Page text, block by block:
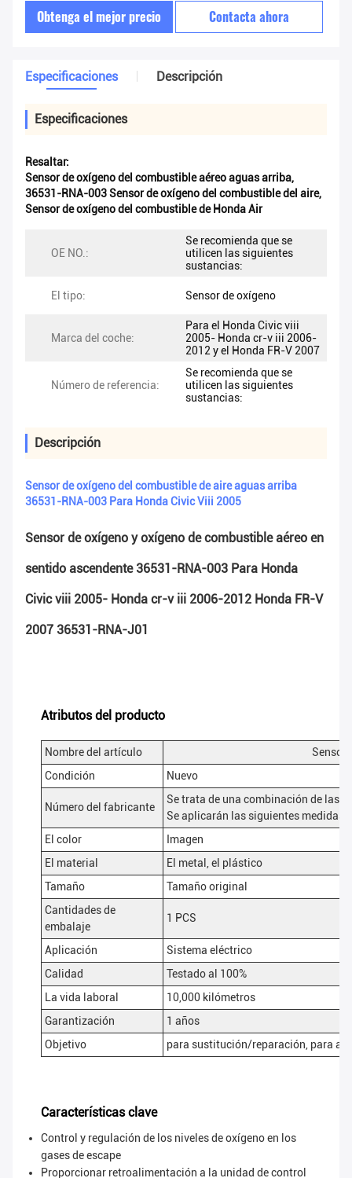
Obtenga el mejor precio Contacta ahora
Especificaciones Descripción
Especificaciones
Resaltar:
Sensor de oxígeno del combustible aéreo aguas arriba,
36531-RNA-003 Sensor de oxígeno del combustible del aire,
Sensor de oxígeno del combustible de Honda Air
OE NO.:
Se recomienda que se
utilicen las siguientes
sustancias:
El tipo: Sensor de oxígeno
Marca del coche:
Para el Honda Civic viii
2005- Honda cr-v iii 2006-
2012 y el Honda FR-V 2007
Número de referencia:
Se recomienda que se
utilicen las siguientes
sustancias:
Descripción
Sensor de oxígeno del combustible de aire aguas arriba
36531-RNA-003 Para Honda Civic Viii 2005
Sensor de oxígeno y oxígeno de combustible aéreo en
sentido ascendente 36531-RNA-003 Para Honda
Civic viii 2005- Honda cr-v iii 2006-2012 Honda FR-V
2007 36531-RNA-J01
Atributos del producto
Nombre del artículo
Sensor
Condición
Nuevo
Número del fabricante
Se trata de una combinación de las
Se aplicarán las siguientes medidas:
El color
Imagen
El material
El metal, el plástico
Tamaño
Tamaño original
Cantidades de
embalaje
1 PCS
Aplicación
Sistema eléctrico
Calidad
Testado al 100%
La vida laboral
10,000 kilómetros
Garantización
1 años
Objetivo
para sustitución/reparación, para
Características clave
Control y regulación de los niveles de oxígeno en los
gases de escape
Proporcionar retroalimentación a la unidad de control